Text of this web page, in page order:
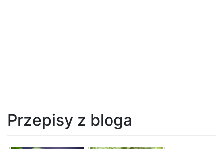
Przepisy z bloga